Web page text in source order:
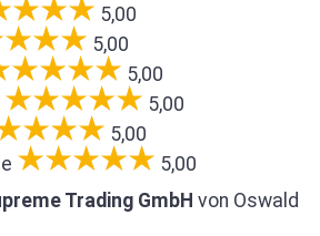
5,00
5,00
5,00
5,00
5,00
5,00
Trading GmbH von Oswald